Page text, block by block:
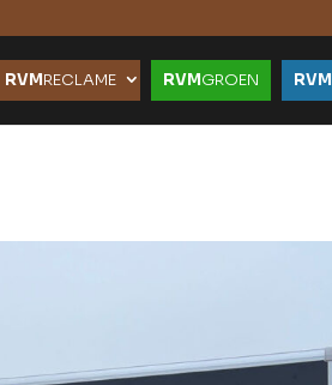
RVMRECLAME RVMGROEN RVM